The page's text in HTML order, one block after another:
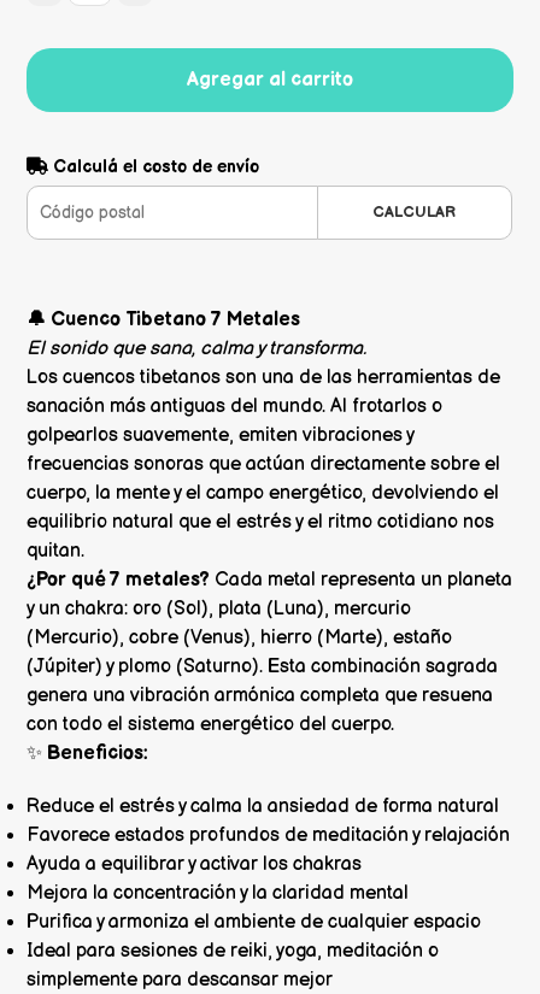
Agregar al carrito
Calculá el costo de envío
CALCULAR
🔔 Cuenco Tibetano 7 Metales
El sonido que sana, calma y transforma.
Los cuencos tibetanos son una de las herramientas de
sanación más antiguas del mundo. Al frotarlos o
golpearlos suavemente, emiten vibraciones y
frecuencias sonoras que actúan directamente sobre el
cuerpo, la mente y el campo energético, devolviendo el
equilibrio natural que el estrés y el ritmo cotidiano nos
quitan.
¿Por qué 7 metales? Cada metal representa un planeta
y un chakra: oro (Sol), plata (Luna), mercurio
(Mercurio), cobre (Venus), hierro (Marte), estaño
(Júpiter) y plomo (Saturno). Esta combinación sagrada
genera una vibración armónica completa que resuena
con todo el sistema energético del cuerpo.
✨ Beneficios:
Reduce el estrés y calma la ansiedad de forma natural
Favorece estados profundos de meditación y relajación
Ayuda a equilibrar y activar los chakras
Mejora la concentración y la claridad mental
Purifica y armoniza el ambiente de cualquier espacio
Ideal para sesiones de reiki, yoga, meditación o
simplemente para descansar mejor